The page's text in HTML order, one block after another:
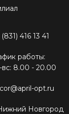
416 13 41
работы:
вс: 8.00 - 20.00
opt.ru
Новгород